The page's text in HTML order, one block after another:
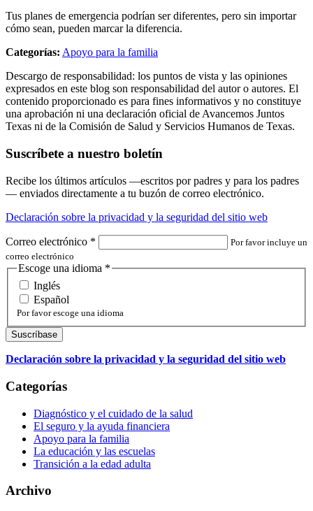
Tus planes de emergencia podrían ser diferentes, pero sin importar
cómo sean, pueden marcar la diferencia.
Categorías: Apoyo para la familia
Descargo de responsabilidad: los puntos de vista y las opiniones
expresados en este blog son responsabilidad del autor o autores. El
contenido proporcionado es para fines informativos y no constituye
una aprobación ni una declaración oficial de Avancemos Juntos
Texas ni de la Comisión de Salud y Servicios Humanos de Texas.
Suscríbete a nuestro boletín
Recibe los últimos artículos —escritos por padres y para los padres
— enviados directamente a tu buzón de correo electrónico.
Declaración sobre la privacidad y la seguridad del sitio web
Correo electrónico *
Por favor incluye un
correo electrónico
Escoge una idioma *
Inglés
Español
Por favor escoge una idioma
Declaración sobre la privacidad y la seguridad del sitio web
Categorías
Diagnóstico y el cuidado de la salud
El seguro y la ayuda financiera
Apoyo para la familia
La educación y las escuelas
Transición a la edad adulta
Archivo